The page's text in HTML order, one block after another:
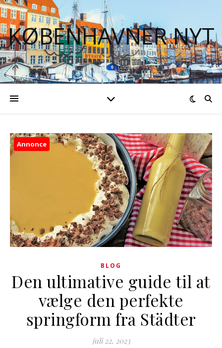
KØBENHAVNER NYT
Annonce
BLOG
Den ultimative guide til at
vælge den perfekte
springform fra Städter
juli 22, 2023